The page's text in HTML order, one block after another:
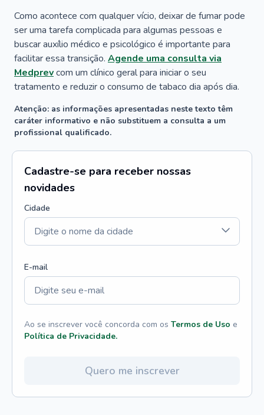
Como acontece com qualquer vício, deixar de fumar pode
ser uma tarefa complicada para algumas pessoas e
buscar auxílio médico e psicológico é importante para
facilitar essa transição. Agende uma consulta via
Medprevcom um clínico geral para iniciar o seu
tratamento e reduzir o consumo de tabaco dia após dia.
Atenção: as informações apresentadas neste texto têm
caráter informativo e não substituem a consulta a um
profissional qualificado.
Cadastre-se para receber nossas
novidades
Cidade
E-mail
Ao se inscrever você concorda com os Termos de Uso e
Política de Privacidade.
Quero me inscrever